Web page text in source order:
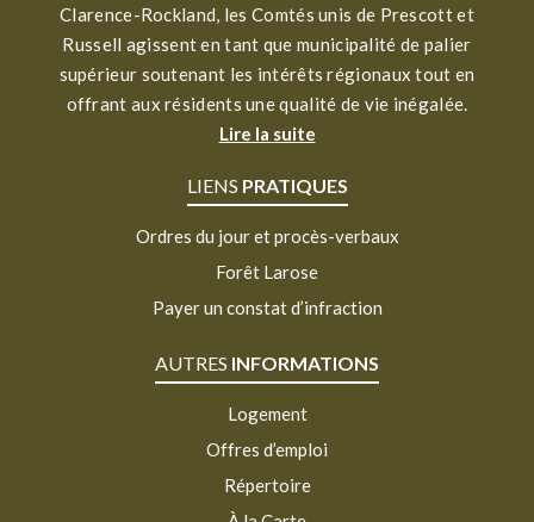
Clarence-Rockland, les Comtés unis de Prescott et
Russell agissent en tant que municipalité de palier
supérieur soutenant les intérêts régionaux tout en
offrant aux résidents une qualité de vie inégalée.
Lire la suite
LIENS PRATIQUES
Ordres du jour et procès-verbaux
Forêt Larose
Payer un constat d’infraction
AUTRES INFORMATIONS
Logement
Offres d’emploi
Répertoire